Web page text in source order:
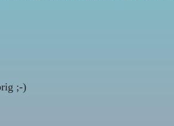
;-)